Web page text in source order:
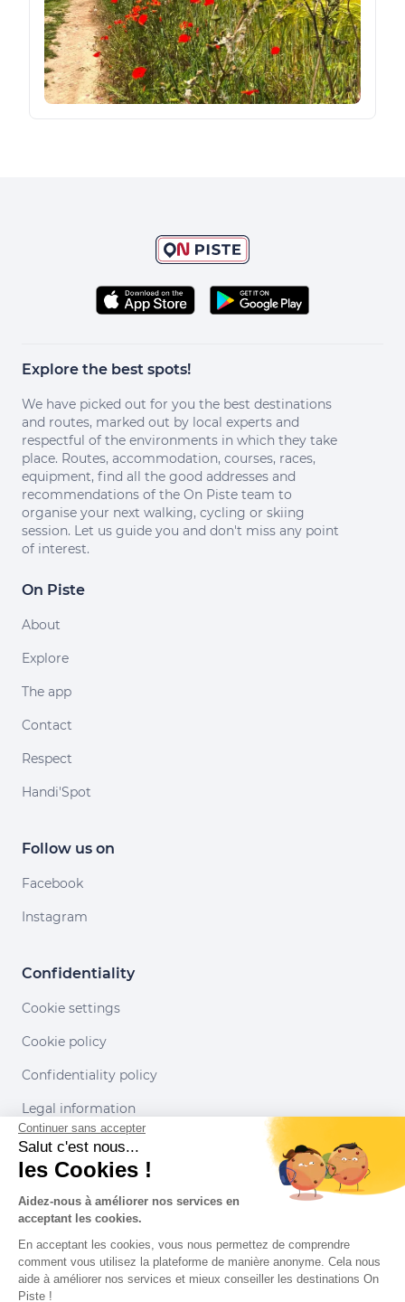
Explore the best spots!
We have picked out for you the best destinations
and routes, marked out by local experts and
respectful of the environments in which they take
place. Routes, accommodation, courses, races,
equipment, find all the good addresses and
recommendations of the On Piste team to
organise your next walking, cycling or skiing
session. Let us guide you and don't miss any point
of interest.
On Piste
About
Explore
The app
Contact
Respect
Handi'Spot
Follow us on
Facebook
Instagram
Confidentiality
Cookie settings
Cookie policy
Confidentiality policy
Legal information
Conditions of use
Our partners
Continuer sans accepter
Salut c'est nous...
les Cookies !
Aidez-nous à améliorer nos services en
acceptant les cookies.
En acceptant les cookies, vous nous permettez de comprendre
comment vous utilisez la plateforme de manière anonyme. Cela nous
aide à améliorer nos services et mieux conseiller les destinations On
Piste !